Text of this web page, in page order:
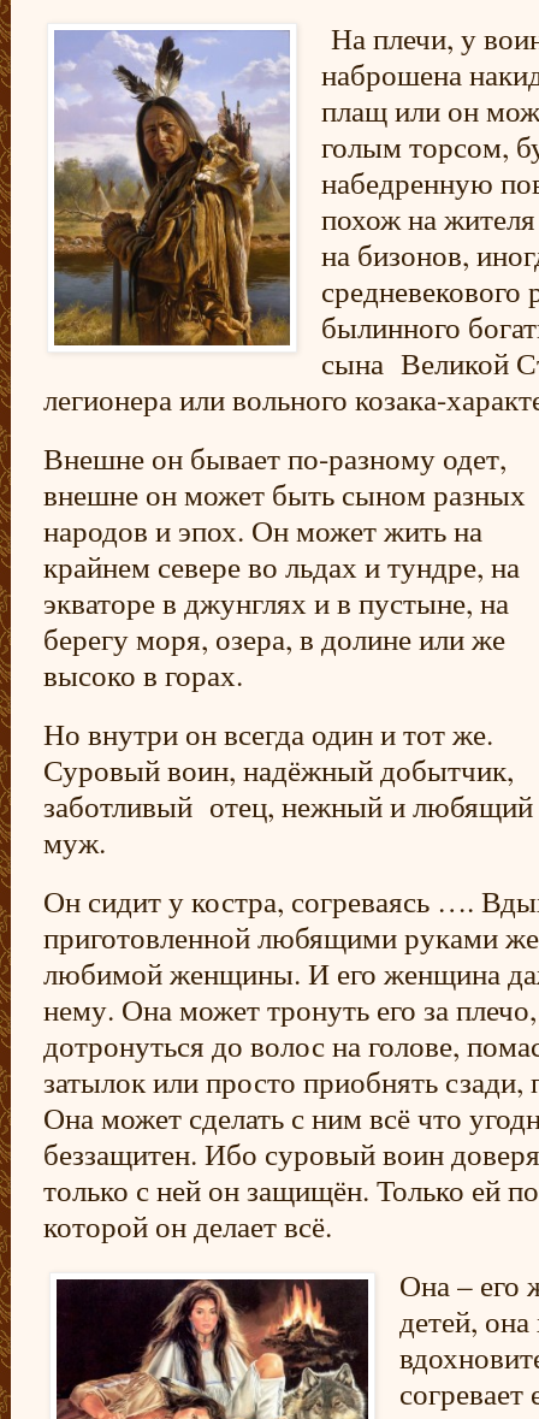
На плечи, у
наброшена
плащ или он
голым торсом,
набедренную
похож на
на бизонов,
былинного
сына Великой
легионера или вольного козака-
Внешне он бывает по-разному одет,
внешне он может быть сыном разных
народов и эпох. Он может жить на
крайнем севере во льдах и тундре, на
экваторе в джунглях и в пустыне, на
берегу моря, озера, в долине или же
высоко в горах.
Но внутри он всегда один и тот же.
Суровый воин, надёжный добытчик,
заботливый отец, нежный и любящий
муж.
Он сидит у костра, согреваясь ….
приготовленной любящими руками
любимой женщины. И его женщина
нему. Она может тронуть его за
дотронуться до волос на голове,
затылок или просто приобнять сзади,
Она может сделать с ним всё что
беззащитен. Ибо суровый воин
только с ней он защищён. Только ей
которой он делает всё.
Она – его
детей,